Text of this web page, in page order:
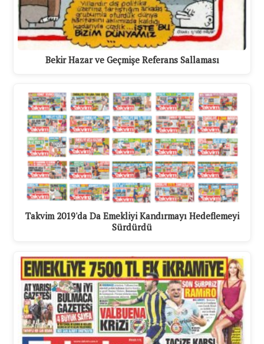
Bekir Hazar ve Geçmişe Referans Sallaması
Takvim 2019'da Da Emekliyi Kandırmayı Hedeflemeyi
Sürdürdü